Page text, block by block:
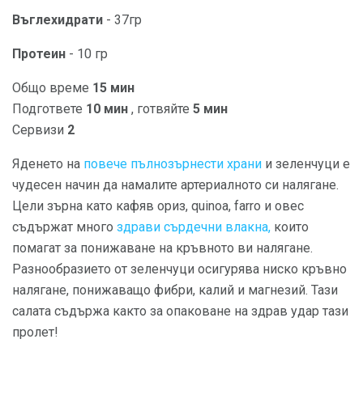
Въглехидрати - 37гр
Протеин - 10 гр
Общо време 15 мин
Подгответе 10 мин , готвяйте 5 мин
Сервизи 2
Яденето на повече пълнозърнести храни и зеленчуци е
чудесен начин да намалите артериалното си налягане.
Цели зърна като кафяв ориз, quinoa, farro и овес
съдържат много здрави сърдечни влакна, които
помагат за понижаване на кръвното ви налягане.
Разнообразието от зеленчуци осигурява ниско кръвно
налягане, понижаващо фибри, калий и магнезий. Тази
салата съдържа както за опаковане на здрав удар тази
пролет!